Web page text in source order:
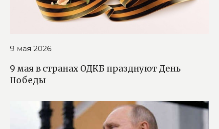
9 мая 2026
9 мая в странах ОДКБ празднуют День
Победы